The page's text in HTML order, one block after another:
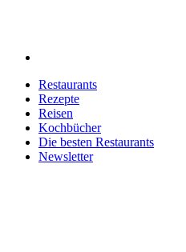
Restaurants
Rezepte
Reisen
Kochbücher
Die besten Restaurants
Newsletter